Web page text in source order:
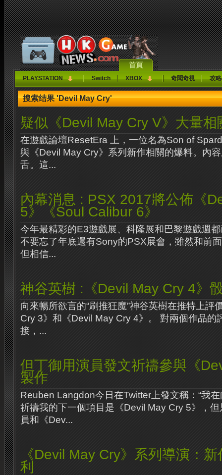
首頁
PLAYSTATION Switch XBOX 奇聞奇視 攻
搜索结果 'Devil May Cry'
疑似《Devil May Cry V》大量相
在遊戲論壇ResetEra 上，一位名為Son of
與《Devil May Cry》系列新作相關的爆料。內
舌。這...
內幕消息 : PSX 2017將公佈《
5》《Soul Calibur 6》
今年最精彩的E3遊戲展、科隆展和巴黎遊戲週
不要忘了年底還有Sony的PSX展會，雖然和前
但相信...
神谷英樹 :《Devil May Cry 4》
向來暢所欲言的“刷推狂魔”神谷英樹在推特上評
Cry 3》和《Devil May Cry 4》。 對兩個作品的
接，...
但丁御用演員發文祈禱參與《
製作
Reuben Langdon今日在Twitter上發文稱：“我
祈禱我的下一個項目是《Devil May Cry 5》，
員和《Dev...
《Devil May Cry》系列導演：
利